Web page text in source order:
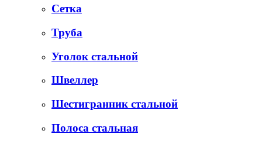
Сетка
Труба
Уголок стальной
Швеллер
Шестигранник стальной
Полоса стальная